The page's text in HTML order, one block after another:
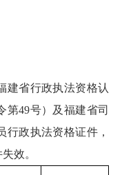
省行政执法资格认
第49号）及福建省司
政执法资格证件，
效。